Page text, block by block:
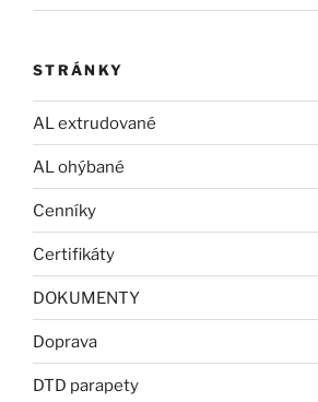
STRÁNKY
AL extrudované
AL ohýbané
Cenníky
Certifikáty
DOKUMENTY
Doprava
DTD parapety